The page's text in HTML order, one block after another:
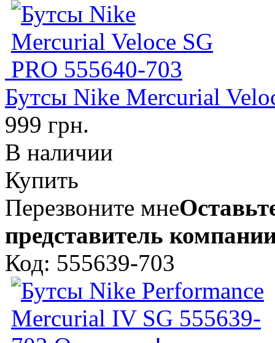
Бутсы Nike Mercurial
999 грн.
В наличии
Купить
Перезвоните мне
представитель
Код: 555639-703